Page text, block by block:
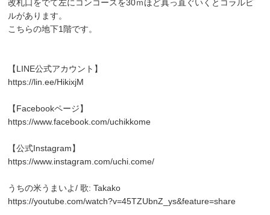
改札口をでて左にコンコースを30ｍほど真っ直ぐいくとコラルビ
ルがあります。
こちらの地下1階です。
【LINE公式アカウント】
https://lin.ee/HikixjM
【Facebookページ】
https://www.facebook.com/uchikkome
【公式Instagram】
https://www.instagram.com/uchi.come/
うちの米うまいよ/ 歌: Takako
https://youtube.com/watch?v=45TZUbnZ_ys&feature=share